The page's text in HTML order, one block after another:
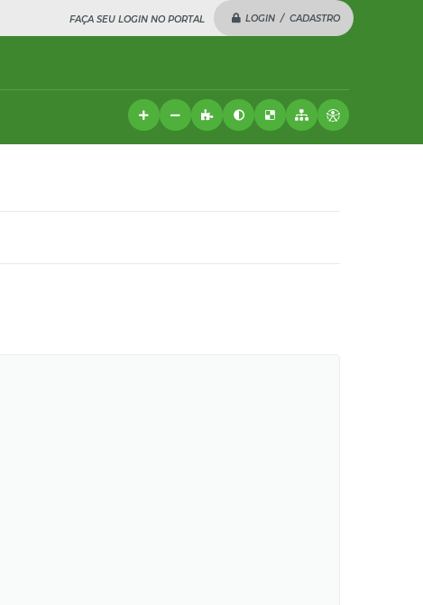
FAÇA SEU LOGIN NO PORTAL LOGIN / CADASTRO